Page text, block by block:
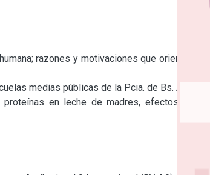
razones y motivaciones que orientan su
medias públicas de la Pcia. de Bs. As.
en leche de madres, efectos de la